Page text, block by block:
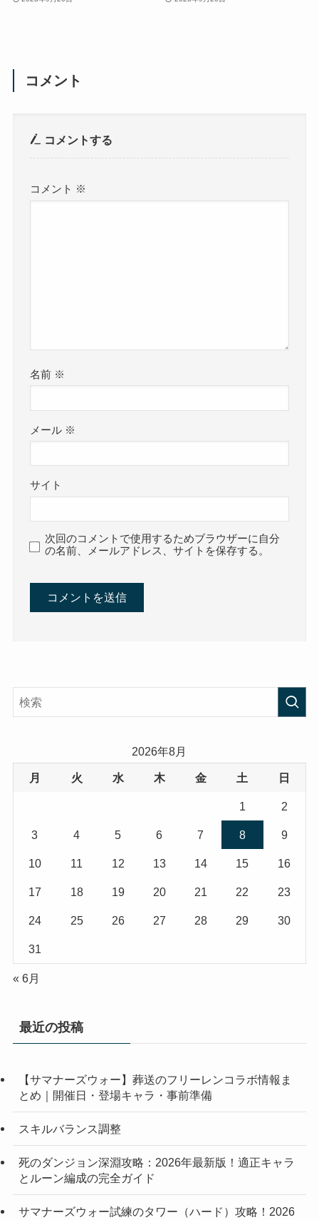
コメント
コメントする
コメント ※
名前 ※
メール ※
サイト
次回のコメントで使用するためブラウザーに自分
の名前、メールアドレス、サイトを保存する。
2026年8月
月 火 水 木 金 土 日
1 2
3 4 5 6 7 8 9
10 11 12 13 14 15 16
17 18 19 20 21 22 23
24 25 26 27 28 29 30
31
« 6月
最近の投稿
【サマナーズウォー】葬送のフリーレンコラボ情報ま
とめ｜開催日・登場キャラ・事前準備
スキルバランス調整
死のダンジョン深淵攻略：2026年最新版！適正キャラ
とルーン編成の完全ガイド
サマナーズウォー試練のタワー（ハード）攻略！2026